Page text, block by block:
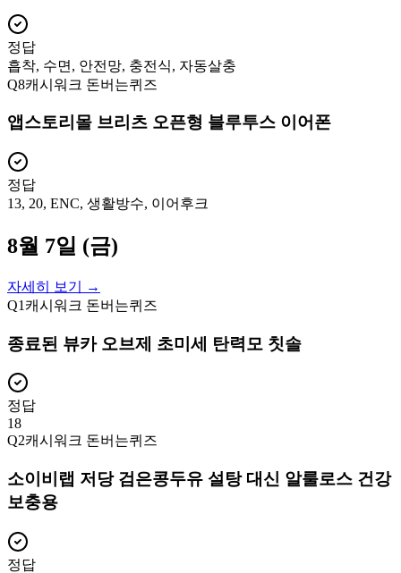
정답
흡착, 수면, 안전망, 충전식, 자동살충
Q8캐시워크 돈버는퀴즈
앱스토리몰 브리츠 오픈형 블루투스 이어폰
정답
13, 20, ENC, 생활방수, 이어후크
8월 7일 (금)
자세히 보기 →
Q1 캐시워크 돈버는퀴즈
종료된 뷰카 오브제 초미세 탄력모 칫솔
정답
18
Q2캐시워크 돈버는퀴즈
소이비랩 저당 검은콩두유 설탕 대신 알룰로스 건강
보충용
정답